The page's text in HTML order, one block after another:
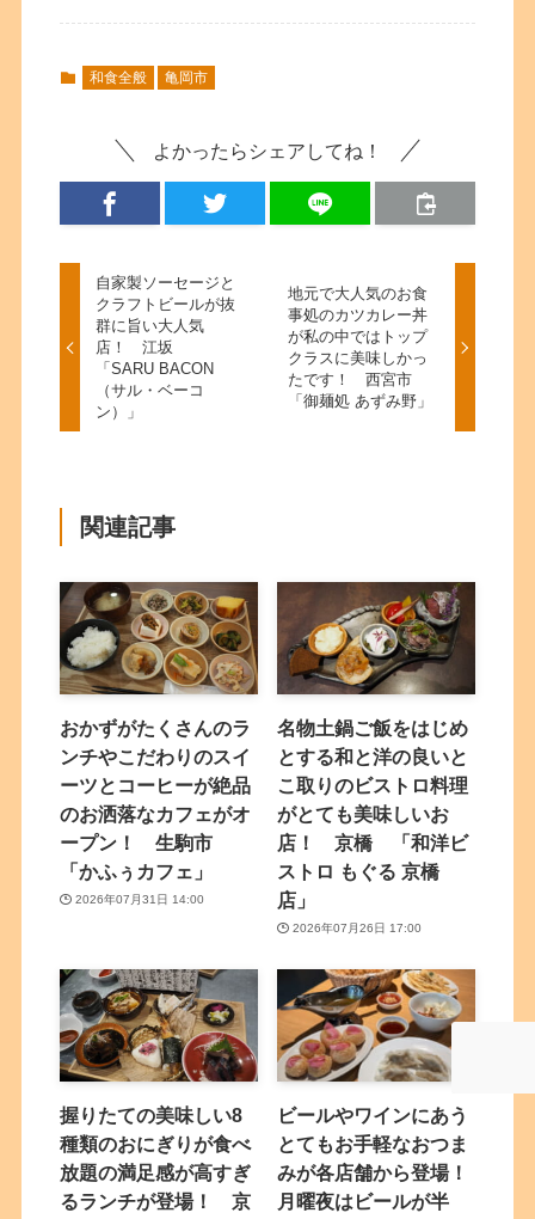
和食全般 亀岡市
よかったらシェアしてね！
自家製ソーセージと
クラフトビールが抜
群に旨い大人気
店！ 江坂
「SARU BACON
（サル・ベーコ
ン）」
地元で大人気のお食
事処のカツカレー丼
が私の中ではトップ
クラスに美味しかっ
たです！ 西宮市
「御麺処 あずみ野」
関連記事
おかずがたくさんのラ
ンチやこだわりのスイ
ーツとコーヒーが絶品
のお洒落なカフェがオ
ープン！ 生駒市
「かふぅカフェ」
2026年07月31日 14:00
名物土鍋ご飯をはじめ
とする和と洋の良いと
こ取りのビストロ料理
がとても美味しいお
店！ 京橋 「和洋ビ
ストロ もぐる 京橋
店」
2026年07月26日 17:00
握りたての美味しい8
種類のおにぎりが食べ
放題の満足感が高すぎ
るランチが登場！ 京
ビールやワインにあう
とてもお手軽なおつま
みが各店舗から登場！
月曜夜はビールが半